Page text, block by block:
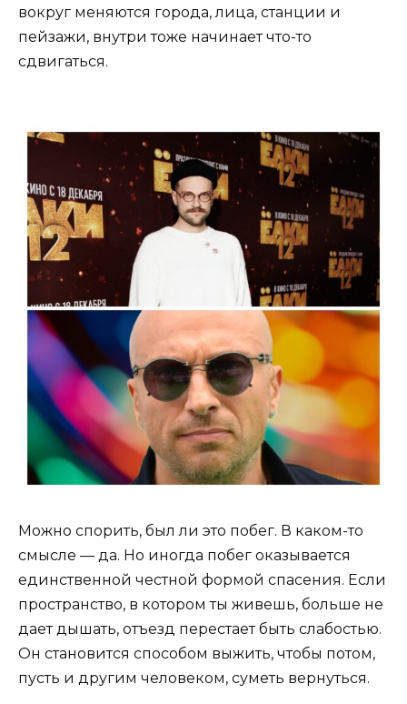
вокруг меняются города, лица, станции и
пейзажи, внутри тоже начинает что-то
сдвигаться.
Можно спорить, был ли это побег. В каком-то
смысле — да. Но иногда побег оказывается
единственной честной формой спасения. Если
пространство, в котором ты живешь, больше не
дает дышать, отъезд перестает быть слабостью.
Он становится способом выжить, чтобы потом,
пусть и другим человеком, суметь вернуться.